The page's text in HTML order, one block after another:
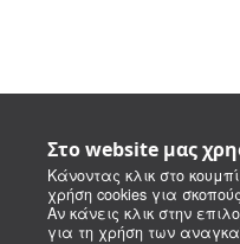
Στο website μας
Κάνοντας κλικ στο
χρήση cookies για
Αν κάνεις κλικ στην
για τη χρήση των